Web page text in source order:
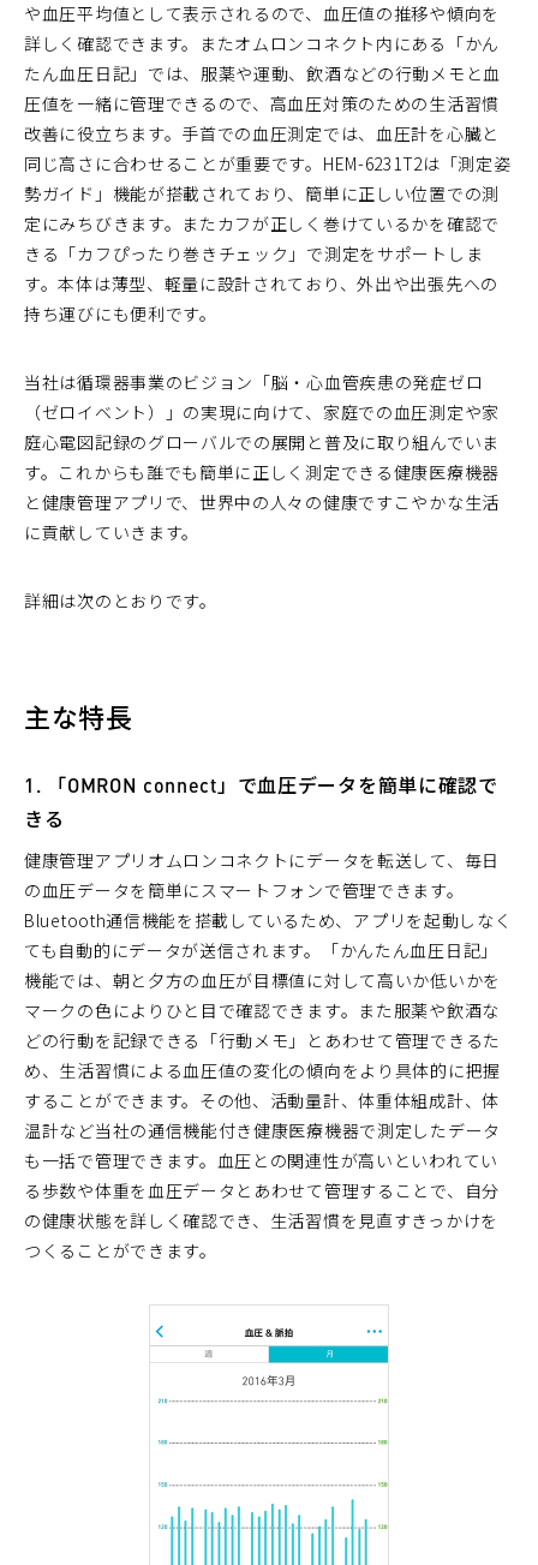
や血圧平均値として表示されるので、血圧値の推移や傾向を
詳しく確認できます。またオムロンコネクト内にある「かん
たん血圧日記」では、服薬や運動、飲酒などの行動メモと血
圧値を一緒に管理できるので、高血圧対策のための生活習慣
改善に役立ちます。手首での血圧測定では、血圧計を心臓と
同じ高さに合わせることが重要です。HEM-6231T2は「測定姿
勢ガイド」機能が搭載されており、簡単に正しい位置での測
定にみちびきます。またカフが正しく巻けているかを確認で
きる「カフぴったり巻きチェック」で測定をサポートしま
す。本体は薄型、軽量に設計されており、外出や出張先への
持ち運びにも便利です。
当社は循環器事業のビジョン「脳・心血管疾患の発症ゼロ
（ゼロイベント）」の実現に向けて、家庭での血圧測定や家
庭心電図記録のグローバルでの展開と普及に取り組んでいま
す。これからも誰でも簡単に正しく測定できる健康医療機器
と健康管理アプリで、世界中の人々の健康ですこやかな生活
に貢献していきます。
詳細は次のとおりです。
主な特長
1. 「OMRON connect」で血圧データを簡単に確認で
きる
健康管理アプリオムロンコネクトにデータを転送して、毎日
の血圧データを簡単にスマートフォンで管理できます。
Bluetooth通信機能を搭載しているため、アプリを起動しなく
ても自動的にデータが送信されます。「かんたん血圧日記」
機能では、朝と夕方の血圧が目標値に対して高いか低いかを
マークの色によりひと目で確認できます。また服薬や飲酒な
どの行動を記録できる「行動メモ」とあわせて管理できるた
め、生活習慣による血圧値の変化の傾向をより具体的に把握
することができます。その他、活動量計、体重体組成計、体
温計など当社の通信機能付き健康医療機器で測定したデータ
も一括で管理できます。血圧との関連性が高いといわれてい
る歩数や体重を血圧データとあわせて管理することで、自分
の健康状態を詳しく確認でき、生活習慣を見直すきっかけを
つくることができます。